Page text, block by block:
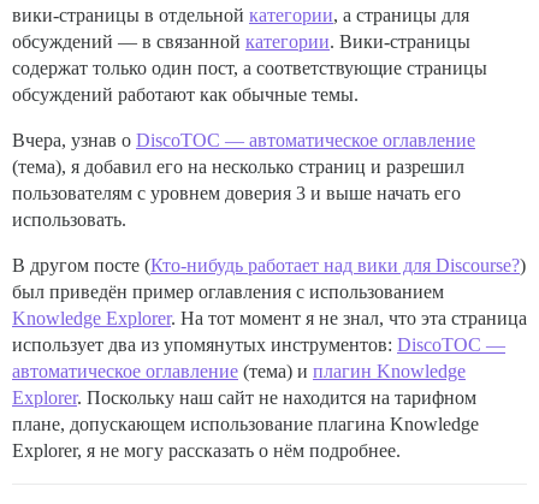
вики-страницы в отдельной категории, а страницы для
обсуждений — в связанной категории. Вики-страницы
содержат только один пост, а соответствующие страницы
обсуждений работают как обычные темы.
Вчера, узнав о DiscoTOC — автоматическое оглавление
(тема), я добавил его на несколько страниц и разрешил
пользователям с уровнем доверия 3 и выше начать его
использовать.
В другом посте (Кто-нибудь работает над вики для Discourse?)
был приведён пример оглавления с использованием
Knowledge Explorer. На тот момент я не знал, что эта страница
использует два из упомянутых инструментов: DiscoTOC —
автоматическое оглавление (тема) и плагин Knowledge
Explorer. Поскольку наш сайт не находится на тарифном
плане, допускающем использование плагина Knowledge
Explorer, я не могу рассказать о нём подробнее.